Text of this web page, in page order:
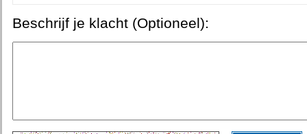
Beschrijf je klacht (Optioneel):